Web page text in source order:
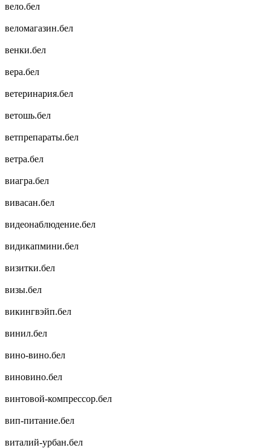
вело.бел
веломагазин.бел
венки.бел
вера.бел
ветеринария.бел
ветошь.бел
ветпрепараты.бел
ветра.бел
виагра.бел
вивасан.бел
видеонаблюдение.бел
видикапмини.бел
визитки.бел
визы.бел
викингвэйп.бел
винил.бел
вино-вино.бел
виновино.бел
винтовой-компрессор.бел
вип-питание.бел
виталий-урбан.бел